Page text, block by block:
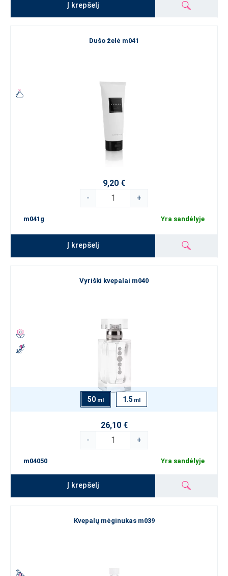
Į krepšelį
Dušo želė m041
9,20 €
-
+
m041g Yra sandėlyje
Į krepšelį
Vyriški kvepalai m040
50 ml 1.5 ml
26,10 €
-
+
m04050 Yra sandėlyje
Į krepšelį
Kvepalų mėginukas m039